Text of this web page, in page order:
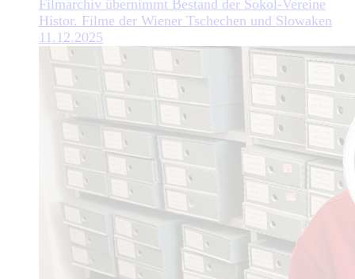
Filmarchiv übernimmt Bestand der Sokol-Vereine
Histor. Filme der Wiener Tschechen und Slowaken
11.12.2025